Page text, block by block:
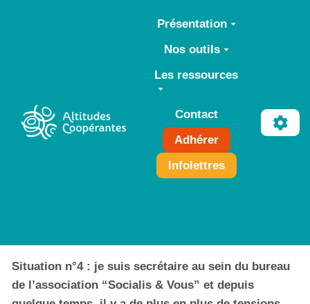
Aller au contenu principal
Présentation
Nos outils
Les ressources
Contact
Adhérer
Infolettres
Situation n°4 : je suis secrétaire au sein du bureau
de l’association “Socialis & Vous” et depuis